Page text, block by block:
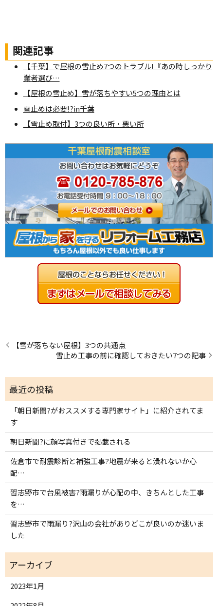
関連記事
【千葉】で屋根の雪止め7つのトラブル!『あの時しっかり
業者選び…
【屋根の雪止め】雪が落ちやすい5つの理由とは
雪止めは必要!?in千葉
【雪止め取付】3つの良い所・悪い所
【雪が落ちない屋根】3つの共通点
雪止め工事の前に確認しておきたい7つの記事
「朝日新聞?がおススメする専門家サイト」に紹介されてま
す
朝日新聞?に顔写真付きで掲載される
佐倉市で耐震診断と補強工事?地震が来ると潰れないか心
配…
習志野市で台風被害?雨漏りが心配の中、きちんとした工事
を…
習志野市で雨漏り?沢山の会社がありどこが良いのか迷いま
した
2023年1月